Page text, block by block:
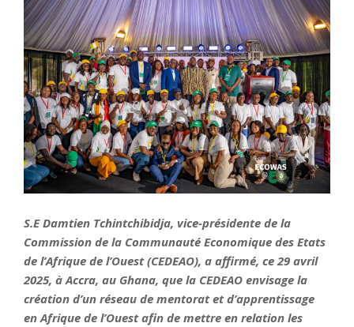
S.E Damtien Tchintchibidja, vice-présidente de la
Commission de la Communauté Economique des Etats
de l’Afrique de l’Ouest (CEDEAO), a affirmé, ce 29 avril
2025, à Accra, au Ghana, que la CEDEAO envisage la
création d’un réseau de mentorat et d’apprentissage
en Afrique de l’Ouest afin de mettre en relation les